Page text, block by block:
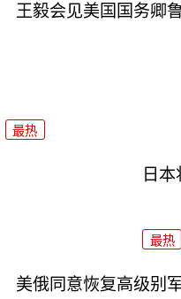
王毅会见美国国务卿
最热
日
最热
美俄同意恢复高级别